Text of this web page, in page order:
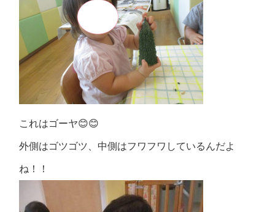
これはゴーヤ😊😊
外側はゴツゴツ、中側はフワフワしているんだよ
ね！！